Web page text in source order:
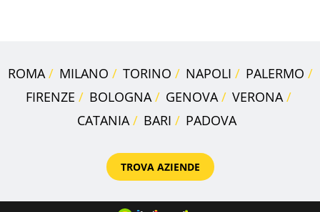
ROMA MILANO TORINO NAPOLI
PALERMO
FIRENZE
BOLOGNA GENOVA
VERONA
CATANIA
BARI PADOVA
TROVA AZIENDE